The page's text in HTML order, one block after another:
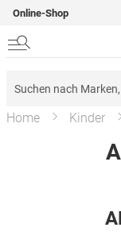
Online-Shop
Home Kinder